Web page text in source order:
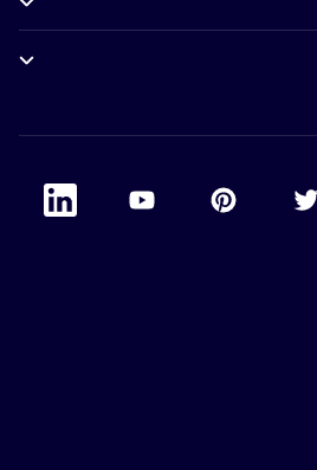
Accor Youtube
Linkedin